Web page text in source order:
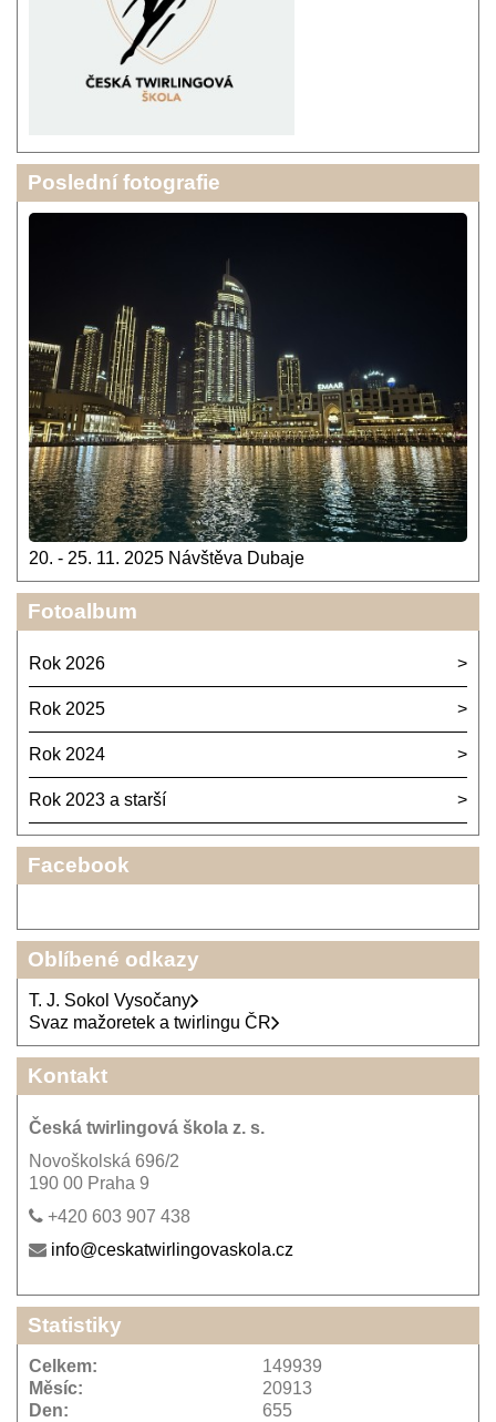
Poslední fotografie
20. - 25. 11. 2025 Návštěva Dubaje
Fotoalbum
Rok 2026
Rok 2025
Rok 2024
Rok 2023 a starší
Facebook
Oblíbené odkazy
T. J. Sokol Vysočany
Svaz mažoretek a twirlingu ČR
Kontakt
Česká twirlingová škola z. s.
Novoškolská 696/2
190 00 Praha 9
+420 603 907 438
info@ceskatwirlingovaskola.cz
Statistiky
Celkem:
149939
Měsíc:
20913
Den:
655